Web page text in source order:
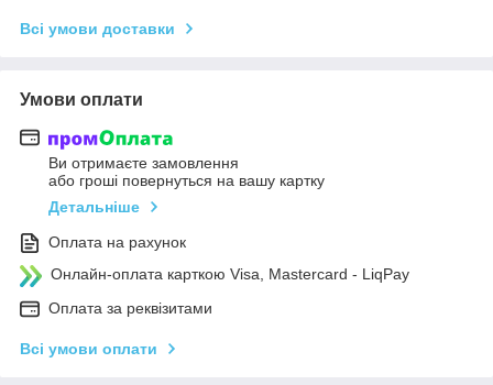
Всі умови доставки
Умови оплати
Ви отримаєте замовлення
або гроші повернуться на вашу картку
Детальніше
Оплата на рахунок
Онлайн-оплата карткою Visa, Mastercard - LiqPay
Оплата за реквізитами
Всі умови оплати